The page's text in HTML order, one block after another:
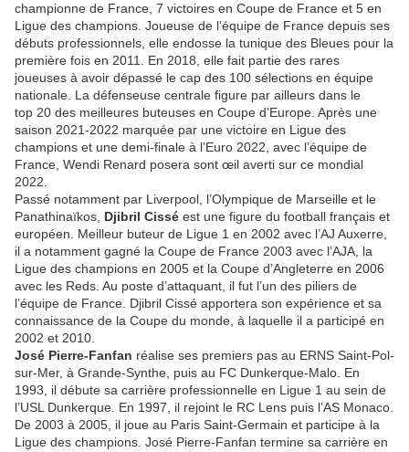
championne de France, 7 victoires en Coupe de France et 5 en
Ligue des champions. Joueuse de l’équipe de France depuis ses
débuts professionnels, elle endosse la tunique des Bleues pour la
première fois en 2011. En 2018, elle fait partie des rares
joueuses à avoir dépassé le cap des 100 sélections en équipe
nationale. La défenseuse centrale figure par ailleurs dans le
top 20 des meilleures buteuses en Coupe d’Europe. Après une
saison 2021-2022 marquée par une victoire en Ligue des
champions et une demi-finale à l’Euro 2022, avec l’équipe de
France, Wendi Renard posera sont œil averti sur ce mondial
2022.
Passé notamment par Liverpool, l’Olympique de Marseille et le
Panathinaïkos, Djibril Cissé est une figure du football français et
européen. Meilleur buteur de Ligue 1 en 2002 avec l’AJ Auxerre,
il a notamment gagné la Coupe de France 2003 avec l’AJA, la
Ligue des champions en 2005 et la Coupe d’Angleterre en 2006
avec les Reds. Au poste d’attaquant, il fut l’un des piliers de
l’équipe de France. Djibril Cissé apportera son expérience et sa
connaissance de la Coupe du monde, à laquelle il a participé en
2002 et 2010.
José Pierre-Fanfan réalise ses premiers pas au ERNS Saint-Pol-
sur-Mer, à Grande-Synthe, puis au FC Dunkerque-Malo. En
1993, il débute sa carrière professionnelle en Ligue 1 au sein de
l’USL Dunkerque. En 1997, il rejoint le RC Lens puis l’AS Monaco.
De 2003 à 2005, il joue au Paris Saint-Germain et participe à la
Ligue des champions. José Pierre-Fanfan termine sa carrière en